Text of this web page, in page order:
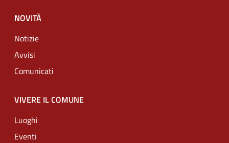
NOVITÀ
Notizie
Avvisi
Comunicati
VIVERE IL COMUNE
Luoghi
Eventi